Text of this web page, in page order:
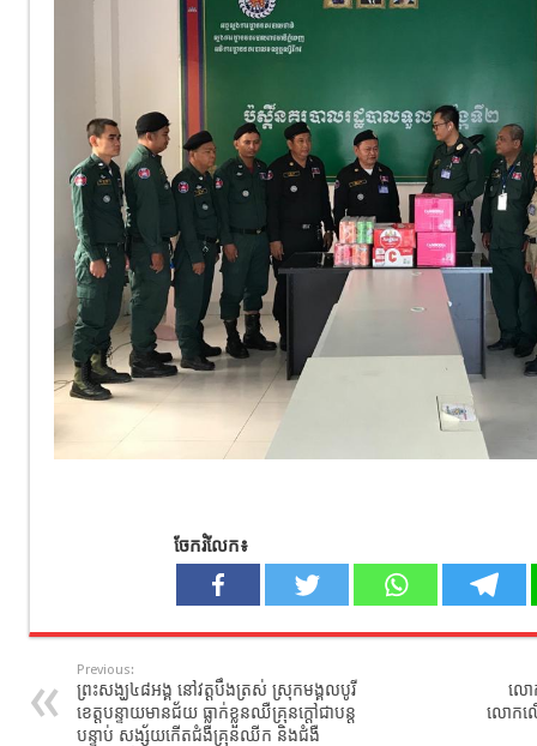
ចែករំលែក៖
Previous:
ព្រះសង្ឃ៤៨អង្គ នៅវត្តបឹងត្រស់ ស្រុកមង្គលបូរី
ខេត្តបន្ទាយមានជ័យ ធ្លាក់ខ្លួនឈឺគ្រុនក្តៅជាបន្ត
បន្ទាប់ សង្ស័យកើតជំងឺគ្រុនឈីក និងជំងឺ
លោក
លោកលើ